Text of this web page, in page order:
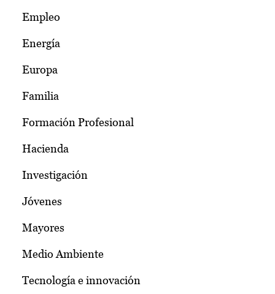
Empleo
Energía
Europa
Familia
Formación Profesional
Hacienda
Investigación
Jóvenes
Mayores
Medio Ambiente
Tecnología e innovación